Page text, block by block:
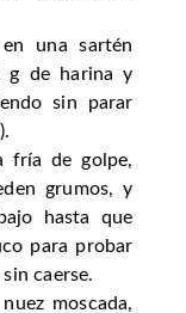
una sartén
g de harina y
sin parar
fría de golpe,
grumos, y
hasta que
para probar
caerse.
moscada,